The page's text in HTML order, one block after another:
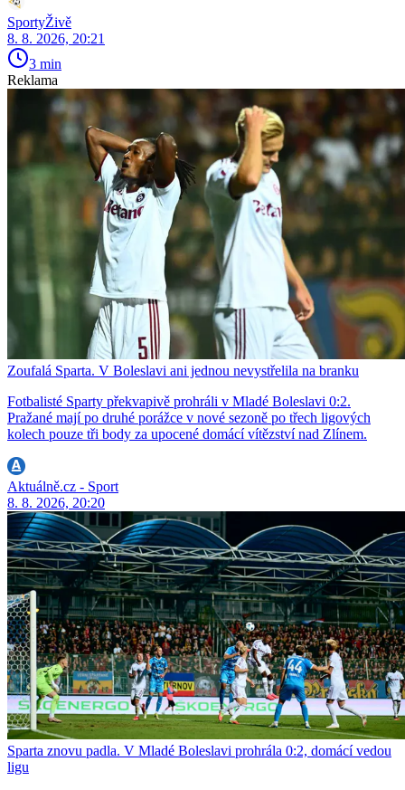
SportyŽivě
8. 8. 2026, 20:21
3 min
Reklama
Zoufalá Sparta. V Boleslavi ani jednou nevystřelila na branku
Fotbalisté Sparty překvapivě prohráli v Mladé Boleslavi 0:2.
Pražané mají po druhé porážce v nové sezoně po třech ligových
kolech pouze tři body za upocené domácí vítězství nad Zlínem.
Aktuálně.cz - Sport
8. 8. 2026, 20:20
Sparta znovu padla. V Mladé Boleslavi prohrála 0:2, domácí vedou
ligu